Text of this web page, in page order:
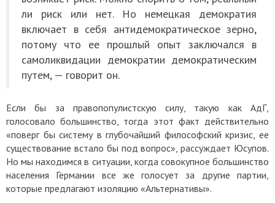
ли риск или нет. Но немецкая демократия
включает в себя антидемократическое зерно,
потому что ее прошлый опыт заключался в
самоликвидации демократии демократическим
путем, — говорит он.
Если бы за правопопулистскую силу, такую как АдГ,
голосовало большинство, тогда этот факт действительно
«поверг бы систему в глубочайший философский кризис, ее
существование встало бы под вопрос», рассуждает Юсупов.
Но мы находимся в ситуации, когда совокупное большинство
населения Германии все же голосует за другие партии,
которые предлагают изоляцию «Альтернативы».